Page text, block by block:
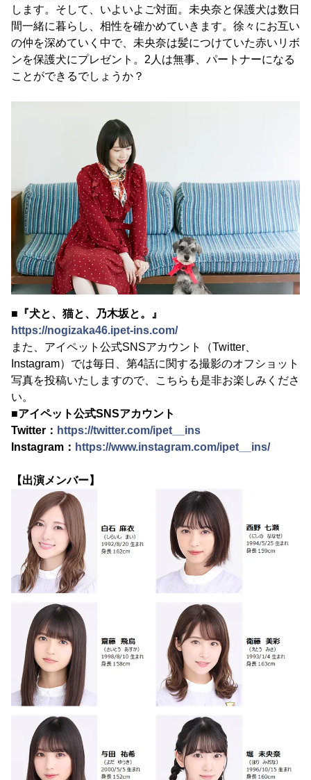
します。そして、いよいよご対面。未央奈と保護犬は数日
間一緒に暮らし、相性を確かめていきます。徐々にお互い
の仲を深めていく中で、未央奈は髪につけていた赤いリボ
ンを保護犬にプレゼント。2人は無事、パートナーになる
ことができるでしょうか？
■『犬と、猫と、乃木坂と。』
https://nogizaka46.ipet-ins.com/
また、アイペット公式SNSアカウント（Twitter、
Instagram）では毎日、第4話に関する撮影のオフショット
写真を投稿いたしますので、こちらも是非お楽しみくださ
い。
■アイペット公式SNSアカウント
Twitter： https://twitter.com/ipet__ins
Instagram： https://www.instagram.com/ipet__ins/
【出演メンバー】